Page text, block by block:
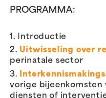
PROGRAMMA :
1. Introductie
2. Uitwisseling over
perinatale sector
3.
vorige bijeenkomsten
diensten of